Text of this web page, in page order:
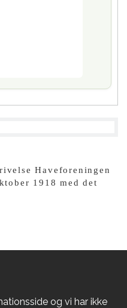
Haveforeningen
1918 med det
og vi har ikke